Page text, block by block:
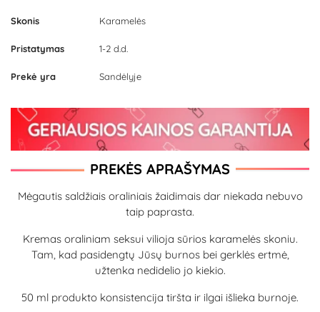
Skonis Karamelės
Pristatymas 1-2 d.d.
Prekė yra Sandėlyje
PREKĖS APRAŠYMAS
Mėgautis saldžiais oraliniais žaidimais dar niekada nebuvo
taip paprasta.
Kremas oraliniam seksui vilioja sūrios karamelės skoniu.
Tam, kad pasidengtų Jūsų burnos bei gerklės ertmė,
užtenka nedidelio jo kiekio.
50 ml produkto konsistencija tiršta ir ilgai išlieka burnoje.